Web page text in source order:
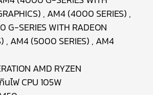
, AM4 (4000 SERIES) ,
G-SERIES WITH RADEON
, AM4 (5000 SERIES) , AM4
AMD RYZEN
ไฟ CPU 105W